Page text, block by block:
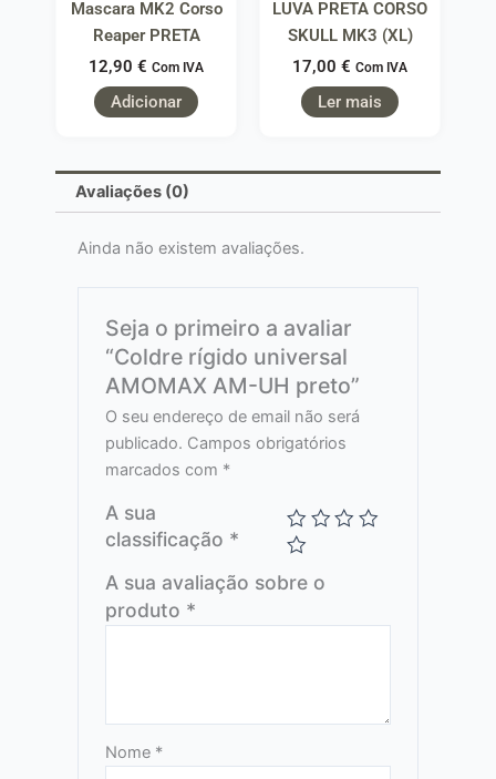
Mascara MK2 Corso
Reaper PRETA
12,90 € Com IVA
Adicionar
LUVA PRETA CORSO
SKULL MK3 (XL)
17,00 € Com IVA
Ler mais
Avaliações (0)
Ainda não existem avaliações.
Seja o primeiro a avaliar
“Coldre rígido universal
AMOMAX AM-UH preto”
O seu endereço de email não será
publicado. Campos obrigatórios
marcados com *
A sua
classificação *
A sua avaliação sobre o
produto *
Nome *